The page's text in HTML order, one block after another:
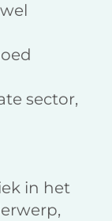
sector,
in het